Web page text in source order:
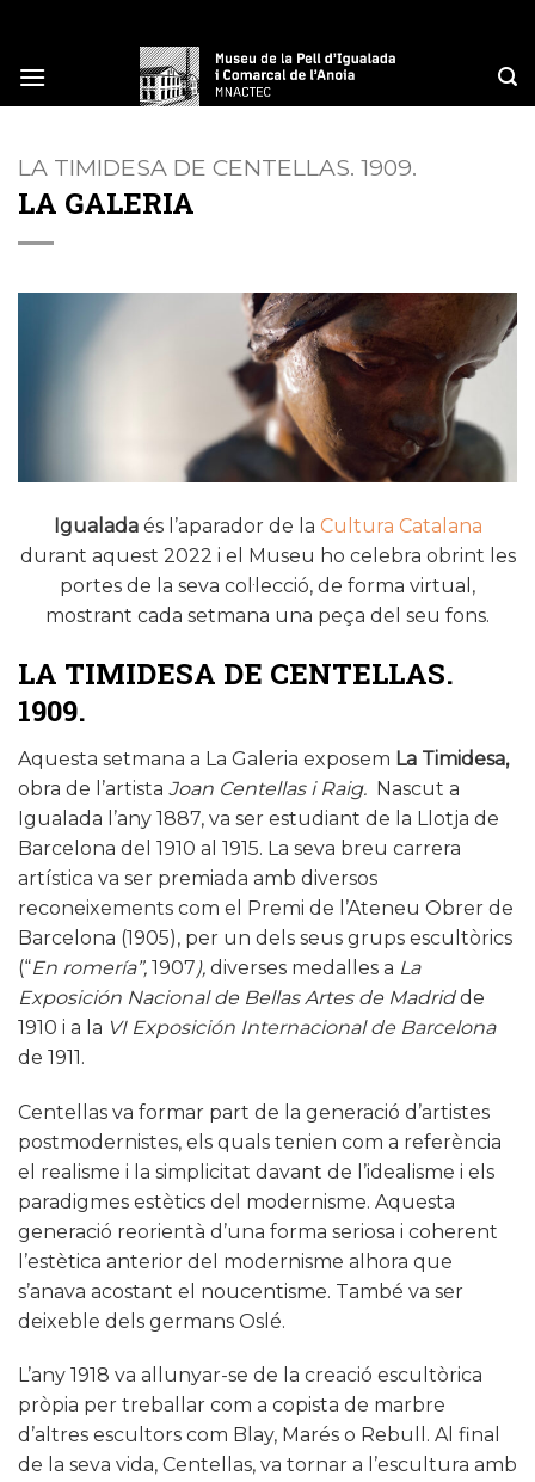
content
LA TIMIDESA DE CENTELLAS. 1909.
LA GALERIA
Igualadaés l’aparador de la Cultura Catalana
durant aquest 2022 i el Museu ho celebra obrint les
portes de la seva col·lecció, de forma virtual,
mostrant cada setmana una peça del seu fons.
LA TIMIDESA DE CENTELLAS.
1909.
Aquesta setmana a La Galeria exposem La Timidesa,
obra de l’artista Joan Centellas i Raig. Nascut a
Igualada l’any 1887, va ser estudiant de la Llotja de
Barcelona del 1910 al 1915. La seva breu carrera
artística va ser premiada amb diversos
reconeixements com el Premi de l’Ateneu Obrer de
Barcelona (1905), per un dels seus grups escultòrics
(“En romería”, 1907), diverses medalles a La
Exposición Nacional de Bellas Artes de Madridde
1910 i a la VI Exposición Internacional de Barcelona
de 1911.
Centellas va formar part de la generació d’artistes
postmodernistes, els quals tenien com a referència
el realisme i la simplicitat davant de l’idealisme i els
paradigmes estètics del modernisme. Aquesta
generació reorientà d’una forma seriosa i coherent
l’estètica anterior del modernisme alhora que
s’anava acostant el noucentisme. També va ser
deixeble dels germans Oslé.
L’any 1918 va allunyar-se de la creació escultòrica
pròpia per treballar com a copista de marbre
d’altres escultors com Blay, Marés o Rebull. Al final
de la seva vida, Centellas, va tornar a l’escultura amb